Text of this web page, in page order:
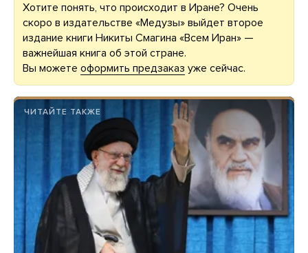
Хотите понять, что происходит в Иране? Очень
скоро в издательстве «Медузы» выйдет второе
издание книги Никиты Смагина «Всем Иран» —
важнейшая книга об этой стране.
Вы можете оформить предзаказ уже сейчас.
ЧИТАЙТЕ ТАКЖЕ